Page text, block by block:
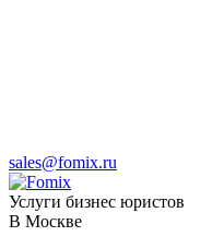
sales@fomix.ru
Услуги бизнес юристов
В Москве